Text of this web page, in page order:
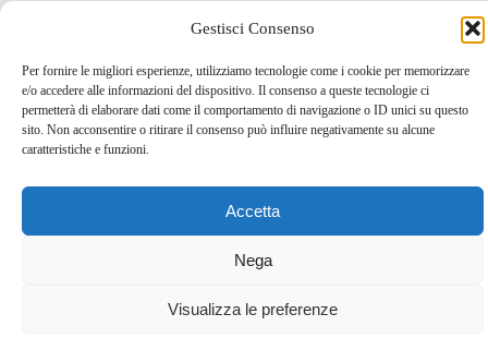
Gestisci Consenso
Per fornire le migliori esperienze, utilizziamo tecnologie come i cookie per memorizzare
e/o accedere alle informazioni del dispositivo. Il consenso a queste tecnologie ci
permetterà di elaborare dati come il comportamento di navigazione o ID unici su questo
sito. Non acconsentire o ritirare il consenso può influire negativamente su alcune
caratteristiche e funzioni.
Accetta
Nega
Visualizza le preferenze
7 cose da non perdere sui colli parmensi da Sala
Baganza a Torrechiara
6 Gen , 2022 -Idee per un weekend #Come2Italy
blog tour SMT e viaggi stampa Emilia Romagna